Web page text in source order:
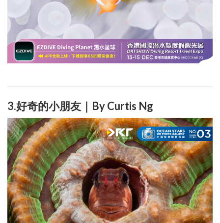
3.好奇的小朋友｜By Curtis Ng